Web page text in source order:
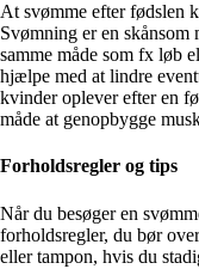
At svømme efter fødslen
Svømning er en skånsom
samme måde som fx løb
hjælpe med at lindre
kvinder oplever efter en
måde at genopbygge
Forholdsregler og tips
Når du besøger en
forholdsregler, du bør
eller tampon, hvis du